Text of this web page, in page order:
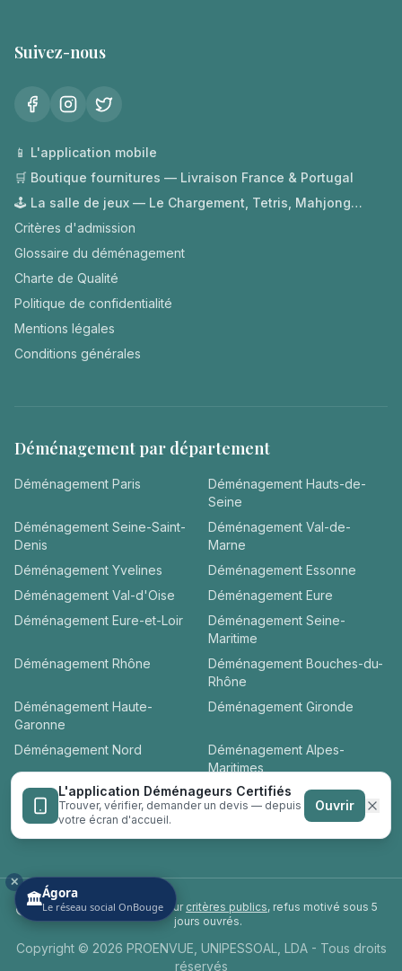
Suivez-nous
📱 L'application mobile
🛒 Boutique fournitures — Livraison France & Portugal
🕹️ La salle de jeux — Le Chargement, Tetris, Mahjong…
Critères d'admission
Glossaire du déménagement
Charte de Qualité
Politique de confidentialité
Mentions légales
Conditions générales
Déménagement par département
Déménagement Paris Déménagement Hauts-de-
Seine
Déménagement Seine-Saint-
Denis
Déménagement Val-de-
Marne
Déménagement Yvelines Déménagement Essonne
Déménagement Val-d'Oise Déménagement Eure
Déménagement Eure-et-Loir Déménagement Seine-
Maritime
Déménagement Rhône Déménagement Bouches-du-
Rhône
Déménagement Haute-
Garonne
Déménagement Gironde
Déménagement Nord Déménagement Alpes-
Maritimes
DéménagementLoire-
Atlantique
DéménagementHérault
Label privé— sélection sur critères publics, refus motivé sous 5
jours ouvrés.
Copyright © 2026 PROENVUE, UNIPESSOAL, LDA - Tous droits
réservés
L'application Déménageurs Certifiés
Trouver, vérifier, demander un devis — depuis
votre écran d'accueil.
Ouvrir
🏛️Ágora
Le réseau social OnBouge
✕